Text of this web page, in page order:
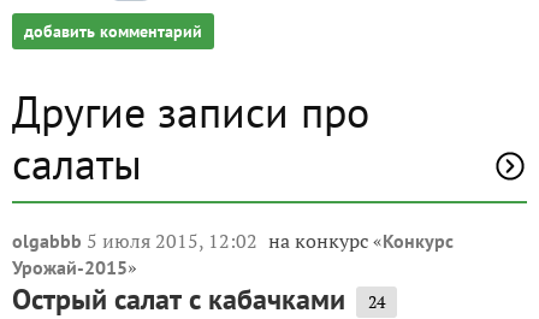
добавить комментарий
Другие записи про
салаты
olgabbb 5 июля 2015, 12:02 на конкурс «Конкурс
Урожай-2015»
Острый салат с кабачками 24